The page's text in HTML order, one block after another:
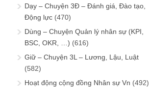
Dạy – Chuyện 3Đ – Đánh giá, Đào tạo,
Động lực (470)
Dùng – Chuyện Quản lý nhân sự (KPI,
BSC, OKR, …) (616)
Giữ – Chuyện 3L – Lương, Lậu, Luật
(582)
Hoạt động cộng đồng Nhân sự Vn (492)